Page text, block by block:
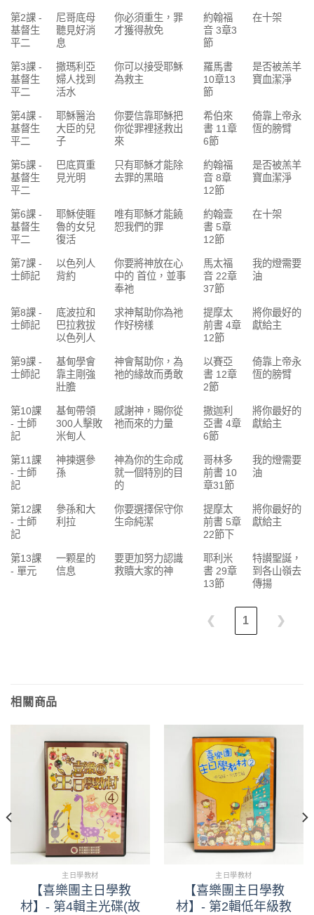
第2課 -
基督生
平二
尼哥底母
聽見好消
息
你必須重生，罪
才獲得赦免
約翰福
音 3章3
節
在十架
第3課 -
基督生
平二
撒瑪利亞
婦人找到
活水
你可以接受耶穌
為救主
羅馬書
10章13
節
是否被羔羊
寶血潔淨
第4課 -
基督生
平二
耶穌醫治
大臣的兒
子
你要信靠耶穌把
你從罪裡拯救出
來
希伯來
書 11章
6節
倚靠上帝永
恆的膀臂
第5課 -
基督生
平二
巴底買重
見光明
只有耶穌才能除
去罪的黑暗
約翰福
音 8章
12節
是否被羔羊
寶血潔淨
第6課 -
基督生
平二
耶穌使睚
魯的女兒
復活
唯有耶穌才能饒
恕我們的罪
約翰壹
書 5章
12節
在十架
第7課 -
士師記
以色列人
背約
你要將神放在心
中的 首位，並事
奉祂
馬太福
音 22章
37節
我的燈需要
油
第8課 -
士師記
底波拉和
巴拉救拔
以色列人
求神幫助你為祂
作好榜樣
提摩太
前書 4章
12節
將你最好的
獻給主
第9課 -
士師記
基甸學會
靠主剛強
壯膽
神會幫助你，為
祂的緣故而勇敢
以賽亞
書 12章
2節
倚靠上帝永
恆的膀臂
第10課
- 士師
記
基甸帶領
300人擊敗
米甸人
感謝神，賜你從
祂而來的力量
撒迦利
亞書 4章
6節
將你最好的
獻給主
第11課
- 士師
記
神揀選參
孫
神為你的生命成
就一個特別的目
的
哥林多
前書 10
章31節
我的燈需要
油
第12課
- 士師
記
參孫和大
利拉
你要選擇保守你
生命純潔
提摩太
前書 5章
22節下
將你最好的
獻給主
第13課
- 單元
一颗星的
信息
要更加努力認識
救贖大家的神
耶利米
書 29章
13節
特讃聖誕，
到各山嶺去
傳揚
❮ 1 ❯
相關商品
主日學教材
【喜樂團主日學教
材】- 第4輯主光碟(故
主日學教材
【喜樂團主日學教
材】- 第2輯低年級教